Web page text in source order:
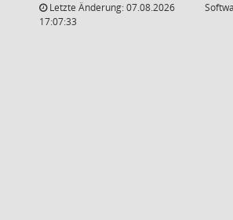
Letzte Änderung: 07.08.2026
17:07:33